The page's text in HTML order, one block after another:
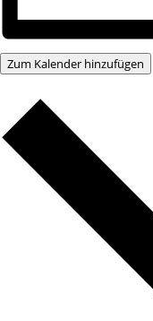
Zum Kalender hinzufügen